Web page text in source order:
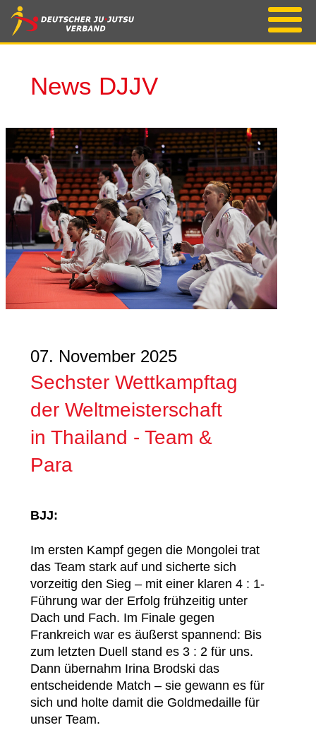
News DJJV
07. November 2025
Sechster Wettkampftag
der Weltmeisterschaft
in Thailand - Team &
Para
BJJ:
Im ersten Kampf gegen die Mongolei trat
das Team stark auf und sicherte sich
vorzeitig den Sieg – mit einer klaren 4 : 1-
Führung war der Erfolg frühzeitig unter
Dach und Fach. Im Finale gegen
Frankreich war es äußerst spannend: Bis
zum letzten Duell stand es 3 : 2 für uns.
Dann übernahm Irina Brodski das
entscheidende Match – sie gewann es für
sich und holte damit die Goldmedaille für
unser Team.